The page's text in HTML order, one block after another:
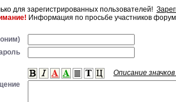
для зарегистрированных пользователей!
Информация по просьбе участников
Описание